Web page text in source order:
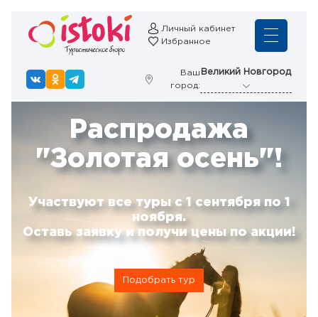
Личный кабинет
Избранное
Ваш
город:
Великий Новгород
Распродажа
"Золотая осень"!
Участвуют все туры с 1 сентября по 1
ноября.
Оставь заявку и получи цены по акции!
Подобрать тур